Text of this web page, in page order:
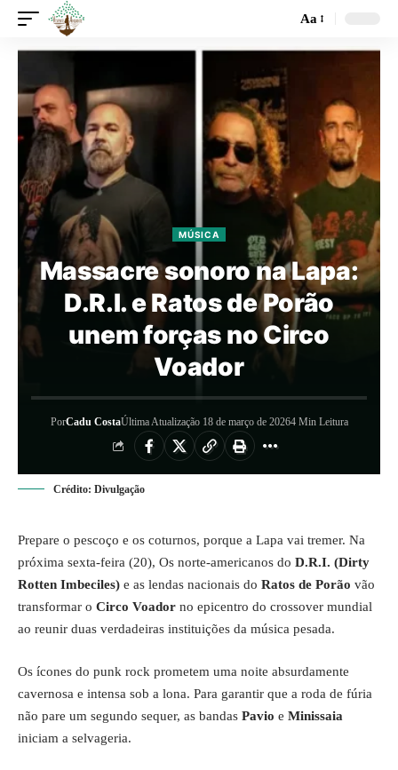
Aa
MÚSICA
Massacre sonoro na Lapa:
D.R.I. e Ratos de Porão
unem forças no Circo
Voador
PorCadu CostaÚltima Atualização 18 de março de 20264 Min Leitura
Crédito: Divulgação
Prepare o pescoço e os coturnos, porque a Lapa vai tremer. Na
próxima sexta-feira (20), Os norte-americanos do D.R.I. (Dirty
Rotten Imbeciles) e as lendas nacionais do Ratos de Porão vão
transformar o Circo Voador no epicentro do crossover mundial
ao reunir duas verdadeiras instituições da música pesada.
Os ícones do punk rock prometem uma noite absurdamente
cavernosa e intensa sob a lona. Para garantir que a roda de fúria
não pare um segundo sequer, as bandas Pavio e Minissaia
iniciam a selvageria.